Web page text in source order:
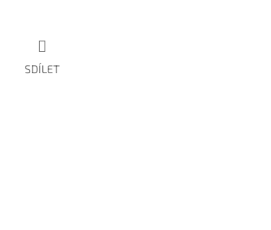
SDÍLET